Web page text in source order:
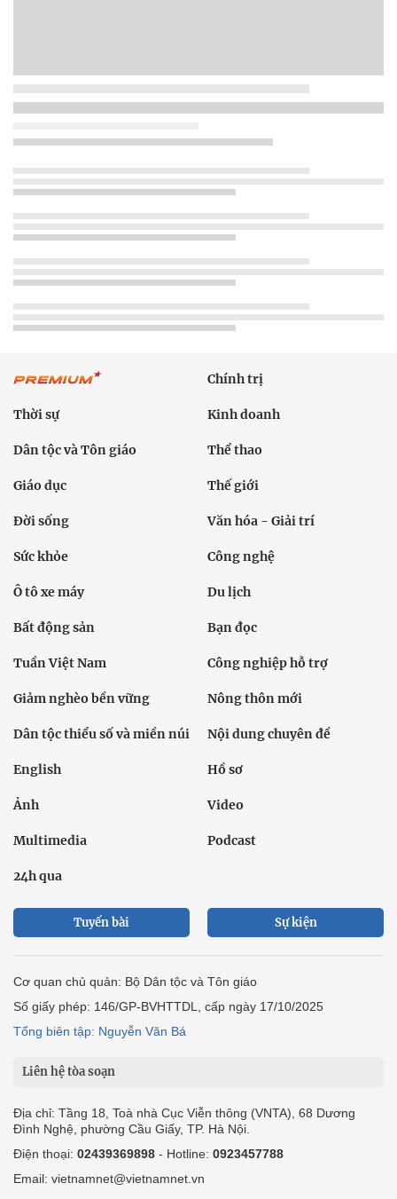
Chính trị
Thời sự Kinh doanh
Dân tộc và Tôn giáo Thể thao
Giáo dục Thế giới
Đời sống Văn hóa - Giải trí
Sức khỏe Công nghệ
Ô tô xe máy Du lịch
Bất động sản Bạn đọc
Tuần Việt Nam Công nghiệp hỗ trợ
Giảm nghèo bền vững Nông thôn mới
Dân tộc thiểu số và miền núi Nội dung chuyên đề
English Hồ sơ
Ảnh Video
Multimedia Podcast
24h qua
Tuyến bài Sự kiện
Cơ quan chủ quản: Bộ Dân tộc và Tôn giáo
Số giấy phép: 146/GP-BVHTTDL, cấp ngày 17/10/2025
Tổng biên tập: Nguyễn Văn Bá
Liên hệ tòa soạn
Địa chỉ: Tầng 18, Toà nhà Cục Viễn thông (VNTA), 68 Dương
Đình Nghệ, phường Cầu Giấy, TP. Hà Nội.
Điện thoại: 02439369898 - Hotline: 0923457788
Email: vietnamnet@vietnamnet.vn